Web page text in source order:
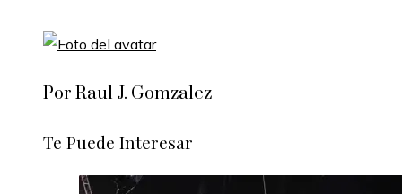
Por Raul J. Gomzalez
Te Puede Interesar